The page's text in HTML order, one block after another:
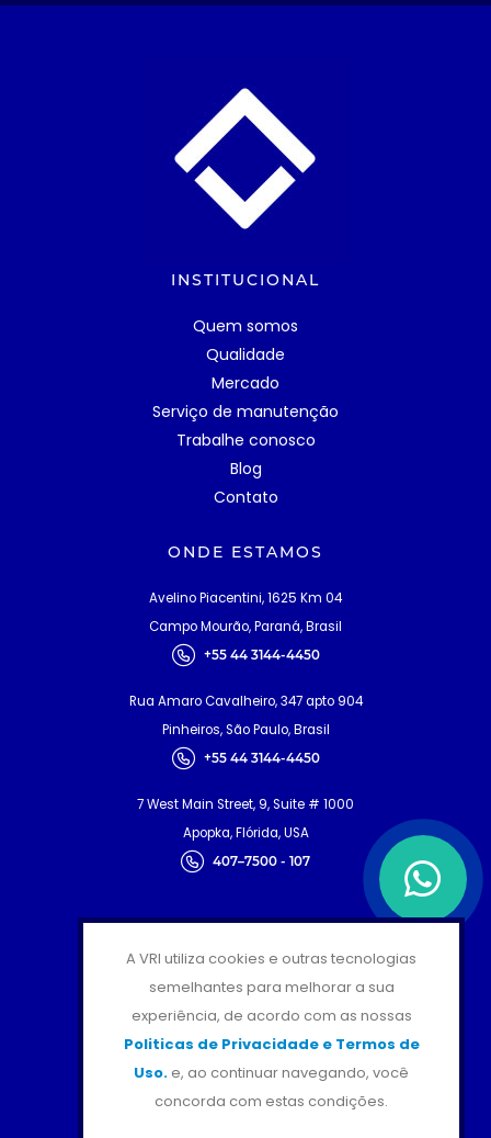
INSTITUCIONAL
Quem somos
Qualidade
Mercado
Serviço de manutenção
Trabalhe conosco
Blog
Contato
ONDE ESTAMOS
Avelino Piacentini, 1625 Km 04
Campo Mourão, Paraná, Brasil
+55 44 3144-4450
Rua Amaro Cavalheiro, 347 apto 904
Pinheiros, São Paulo, Brasil
+55 44 3144-4450
7 West Main Street, 9, Suite # 1000
Apopka, Flórida, USA
407–7500 - 107
SIGA-NOS
A VRI utiliza cookies e outras tecnologias
semelhantes para melhorar a sua
experiência, de acordo com as nossas
Politicas de Privacidade e Termos de
Uso. e, ao continuar navegando, você
concorda com estas condições.